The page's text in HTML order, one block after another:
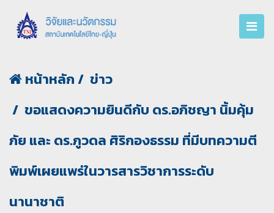
หน้าหลัก
ข่าว
ขอแสดงความยินดีกับ ดร.อภิชญา นิ้มคุ้ม
ภัย และ ดร.ภูวดล ศิริกองธรรม ที่มีบทความตี
พิมพ์เผยแพร่ในวารสารวิชาการระดับ
นานาชาติ